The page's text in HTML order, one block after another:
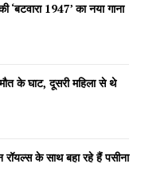
1947’ का नया गाना
के घाट, दूसरी महिला से थे
रॉयल्स के साथ बहा रहे हैं पसीना